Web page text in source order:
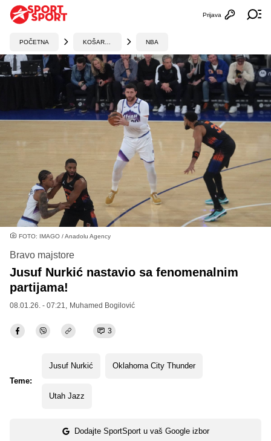
Otvori
Prijava
POČETNA NBA
FOTO: IMAGO / Anadolu Agency
Bravo majstore
Jusuf Nurkić nastavio sa fenomenalnim
partijama!
08.01.26. - 07:21, Muhamed Bogilović
3
Teme:
Jusuf Nurkić Oklahoma City Thunder
Utah Jazz
Dodajte SportSport u vaš Google izbor